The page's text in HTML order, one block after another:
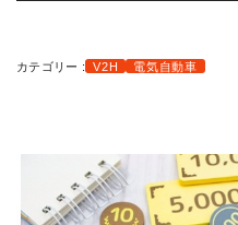
カテゴリー : V2H 電気自動車